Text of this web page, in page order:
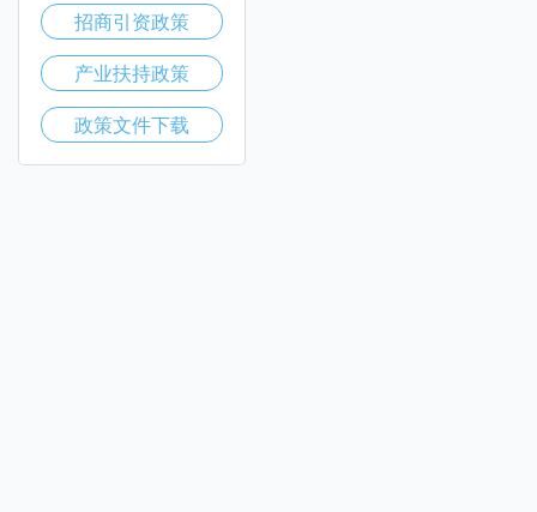
招商引资政策
产业扶持政策
政策文件下载